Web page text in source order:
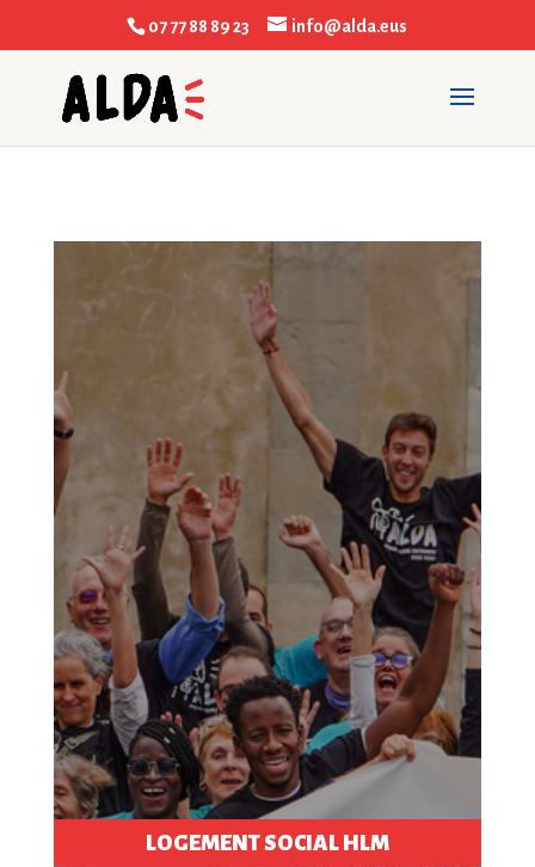
07 77 88 89 23 info@alda.eus
LOGEMENT SOCIAL HLM